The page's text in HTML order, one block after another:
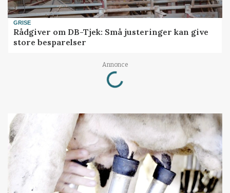
GRISE
Rådgiver om DB-Tjek: Små justeringer kan give
store besparelser
Annonce
Loading...